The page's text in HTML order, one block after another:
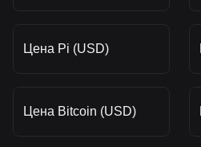
Цена Pi (USD)
Цена Bitcoin (USD)